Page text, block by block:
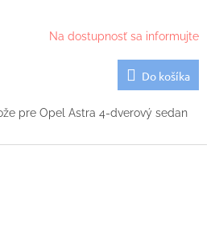
Na dostupnosť sa informujte
Do košíka
pre Opel Astra 4-dverový sedan